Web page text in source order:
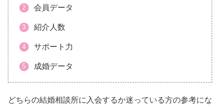
会員データ
紹介人数
サポート力
成婚データ
どちらの結婚相談所に入会するか迷っている方の参考にな